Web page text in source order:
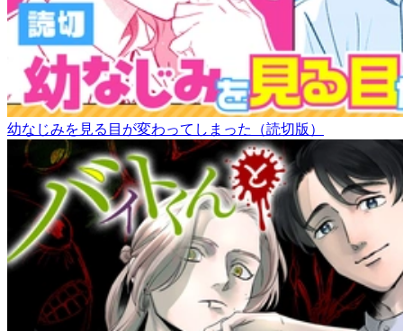
幼なじみを見る目が変わってしまった（読切版）